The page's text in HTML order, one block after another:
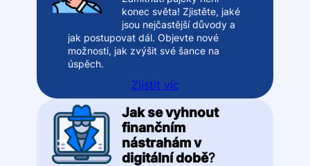
konec světa! Zjistěte, jaké
jsou nejčastější důvody a
jak postupovat dál. Objevte nové
možnosti, jak zvýšit své šance na
úspěch.
Zjistit víc
Jak se vyhnout
finančním
nástrahám v
digitální době?